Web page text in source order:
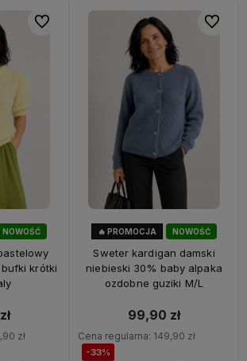
NOWOŚĆ
krótki
zł
Do ulubionych
NOWOŚĆ
🔥 PROMOCJA
Sweter kardigan damski
niebieski 30% baby alpaka
ozdobne guziki M/L
99,90 zł
Cena regularna: 149,90 zł
-33%
Do